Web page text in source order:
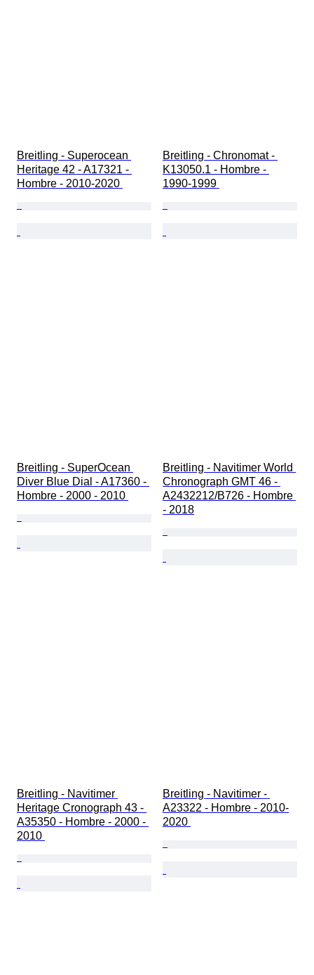
Breitling - Superocean
Heritage 42 - A17321 -
Hombre - 2010-2020
Breitling - Chronomat -
K13050.1 - Hombre -
1990-1999
Breitling - SuperOcean
Diver Blue Dial - A17360 -
Hombre - 2000 - 2010
Breitling - Navitimer World
Chronograph GMT 46 -
A2432212/B726 - Hombre
- 2018
Breitling - Navitimer
Heritage Cronograph 43 -
A35350 - Hombre - 2000 -
2010
Breitling - Navitimer -
A23322 - Hombre - 2010-
2020